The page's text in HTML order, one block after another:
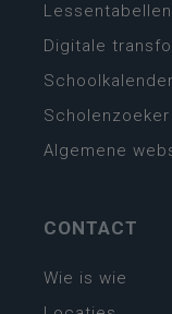
Digitale
Schoolkalender
Scholenzoeker
Algemene
CONTACT
Wie is wie